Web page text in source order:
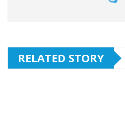
RELATED STORY